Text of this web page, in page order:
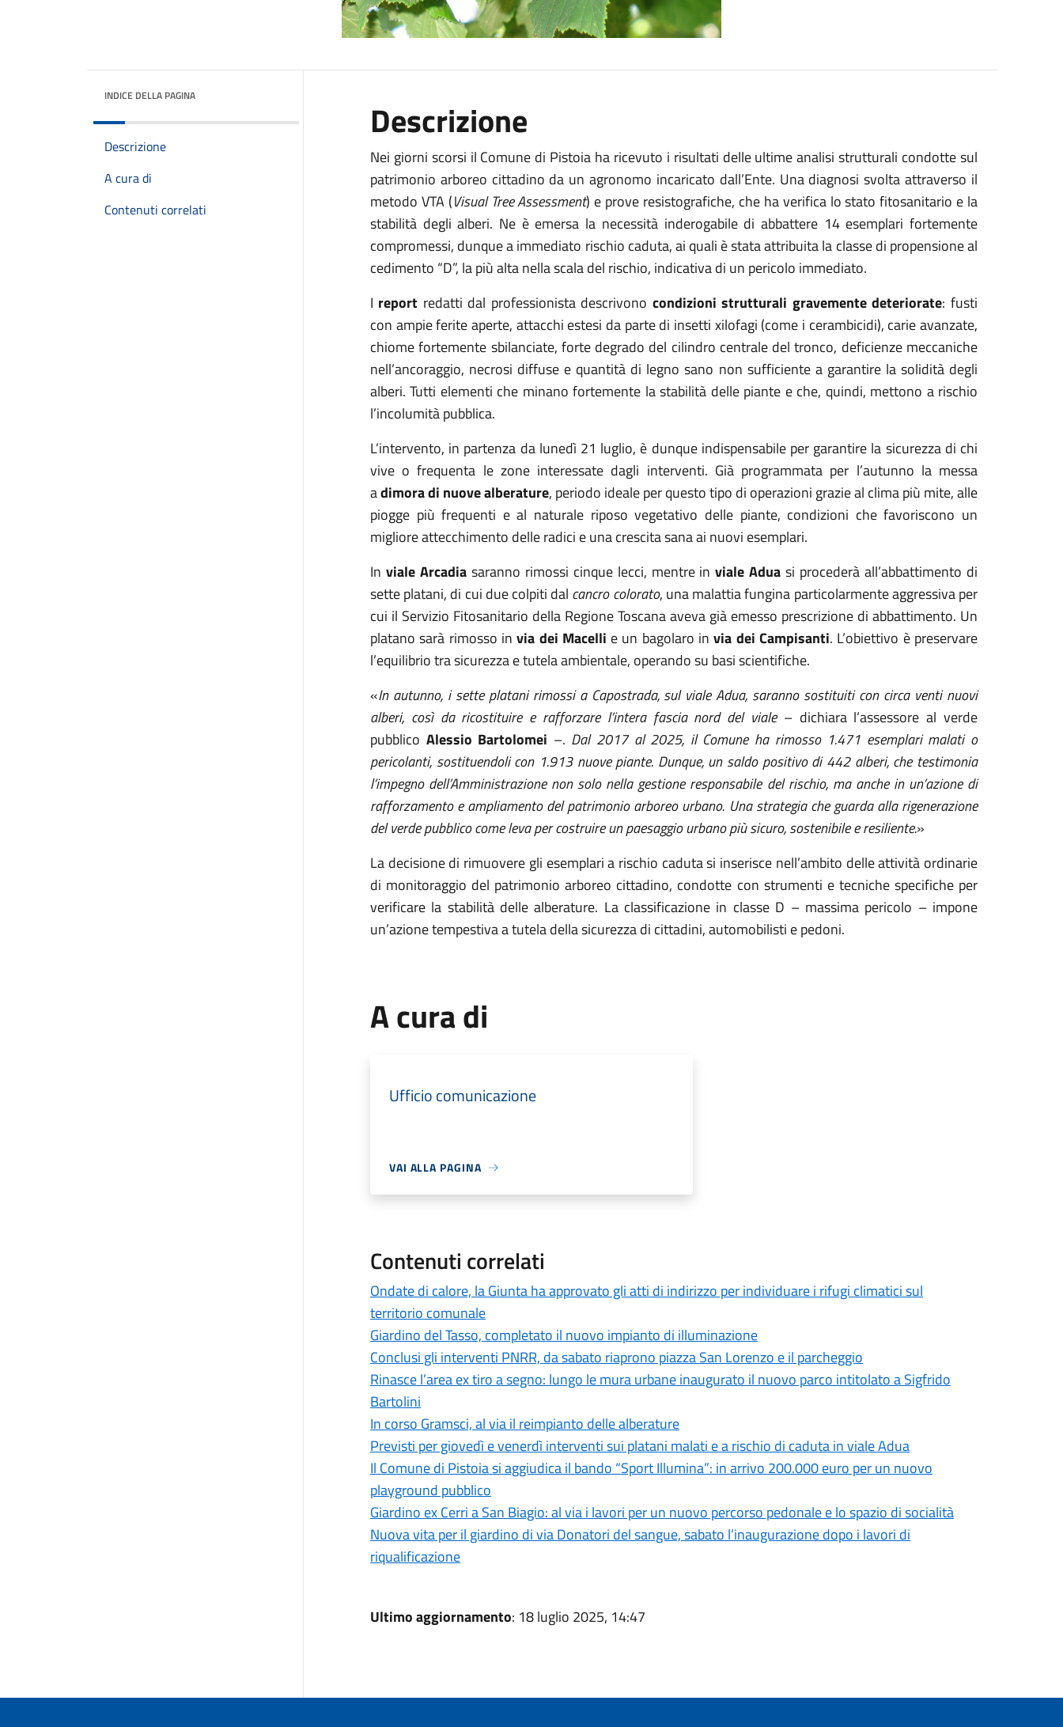
INDICE DELLA PAGINA
Descrizione
A cura di
Contenuti correlati
Descrizione
Nei giorni scorsi il Comune di Pistoia ha ricevuto i risultati delle ultime analisi strutturali condotte sul
patrimonio arboreo cittadino da un agronomo incaricato dall’Ente. Una diagnosi svolta attraverso il
metodo VTA (Visual Tree Assessment) e prove resistografiche, che ha verifica lo stato fitosanitario e la
stabilità degli alberi. Ne è emersa la necessità inderogabile di abbattere 14 esemplari fortemente
compromessi, dunque a immediato rischio caduta, ai quali è stata attribuita la classe di propensione al
cedimento “D”, la più alta nella scala del rischio, indicativa di un pericolo immediato.
I report redatti dal professionista descrivono condizioni strutturali gravemente deteriorate: fusti
con ampie ferite aperte, attacchi estesi da parte di insetti xilofagi (come i cerambicidi), carie avanzate,
chiome fortemente sbilanciate, forte degrado del cilindro centrale del tronco, deficienze meccaniche
nell’ancoraggio, necrosi diffuse e quantità di legno sano non sufficiente a garantire la solidità degli
alberi. Tutti elementi che minano fortemente la stabilità delle piante e che, quindi, mettono a rischio
l’incolumità pubblica.
L’intervento, in partenza da lunedì 21 luglio, è dunque indispensabile per garantire la sicurezza di chi
vive o frequenta le zone interessate dagli interventi. Già programmata per l’autunno la messa
adimora di nuove alberature, periodo ideale per questo tipo di operazioni grazie al clima più mite, alle
piogge più frequenti e al naturale riposo vegetativo delle piante, condizioni che favoriscono un
migliore attecchimento delle radici e una crescita sana ai nuovi esemplari.
In viale Arcadiasaranno rimossi cinque lecci, mentre inviale Adua si procederà all’abbattimento di
sette platani, di cui due colpiti dal cancro colorato, una malattia fungina particolarmente aggressiva per
cui il Servizio Fitosanitario della Regione Toscana aveva già emesso prescrizione di abbattimento. Un
platano sarà rimosso invia dei Macelli e un bagolaro invia dei Campisanti. L’obiettivo è preservare
l’equilibrio tra sicurezza e tutela ambientale, operando su basi scientifiche.
«In autunno, i sette platani rimossi a Capostrada, sul viale Adua, saranno sostituiti con circa venti nuovi
alberi, così da ricostituire e rafforzare l’intera fascia nord del viale – dichiara l’assessore al verde
pubblico Alessio Bartolomei –. Dal 2017 al 2025, il Comune ha rimosso 1.471 esemplari malati o
pericolanti, sostituendoli con 1.913 nuove piante. Dunque, un saldo positivo di 442 alberi, che testimonia
l’impegno dell’Amministrazione non solo nella gestione responsabile del rischio, ma anche in un’azione di
rafforzamento e ampliamento del patrimonio arboreo urbano. Una strategia che guarda alla rigenerazione
del verde pubblico come leva per costruire un paesaggio urbano più sicuro, sostenibile e resiliente.»
La decisione di rimuovere gli esemplari a rischio caduta si inserisce nell’ambito delle attività ordinarie
di monitoraggio del patrimonio arboreo cittadino, condotte con strumenti e tecniche specifiche per
verificare la stabilità delle alberature. La classificazione in classe D – massima pericolo – impone
un’azione tempestiva a tutela della sicurezza di cittadini, automobilisti e pedoni.
A cura di
Ufficio comunicazione
VAI ALLA PAGINA
Contenuti correlati
Ondate di calore, la Giunta ha approvato gli atti di indirizzo per individuare i rifugi climatici sul
territorio comunale
Giardino del Tasso, completato il nuovo impianto di illuminazione
Conclusi gli interventi PNRR, da sabato riaprono piazza San Lorenzo e il parcheggio
Rinasce l’area ex tiro a segno: lungo le mura urbane inaugurato il nuovo parco intitolato a Sigfrido
Bartolini
In corso Gramsci, al via il reimpianto delle alberature
Previsti per giovedì e venerdì interventi sui platani malati e a rischio di caduta in viale Adua
Il Comune di Pistoia si aggiudica il bando “Sport Illumina”: in arrivo 200.000 euro per un nuovo
playground pubblico
Giardino ex Cerri a San Biagio: al via i lavori per un nuovo percorso pedonale e lo spazio di socialità
Nuova vita per il giardino di via Donatori del sangue, sabato l’inaugurazione dopo i lavori di
riqualificazione
Ultimo aggiornamento: 18 luglio 2025, 14:47